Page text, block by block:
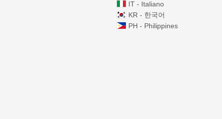
IT - Italiano
KR - 한국어
PH - Philippines